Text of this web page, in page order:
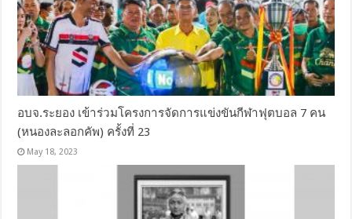
อบจ.ระยอง เข้าร่วมโครงการจัดการแข่งขันกีฬาฟุตบอล 7 คน
(หนองละลอกคัพ) ครั้งที่ 23
May 18, 2023